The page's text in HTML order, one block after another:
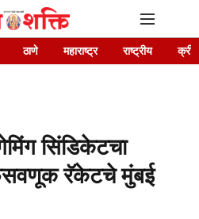
ठाणे महाराष्ट्र राष्ट्रीय
सिंडिकेटचा
रॅकेटचे मुंबई